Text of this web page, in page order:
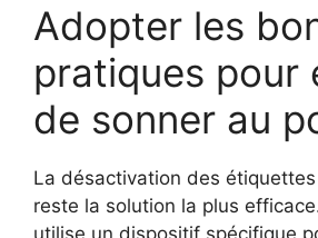
Adopter les
pratiques pour
de sonner au
La désactivation des
reste la solution la plus
utilise un dispositif spécifique